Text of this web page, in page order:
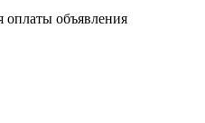
оплаты объявления